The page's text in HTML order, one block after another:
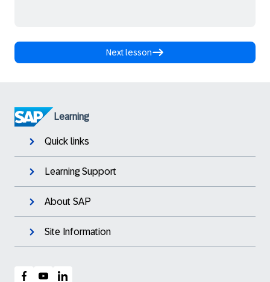
Next lesson
Learning
Quick links
Learning Support
About SAP
Site Information